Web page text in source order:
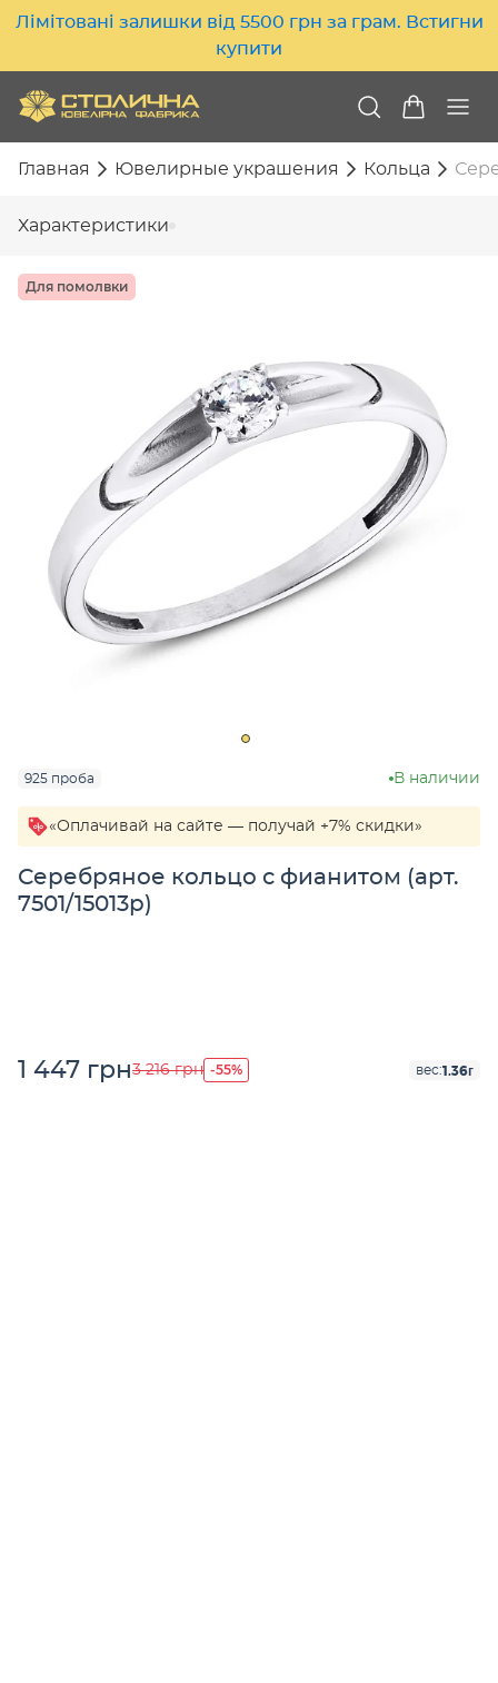
Лімітовані залишки від 5500 грн за грам. Встигни
купити
Главная Ювелирные украшения Кольца
Характеристики
Для помолвки
925 проба В наличии
«Оплачивай на сайте — получай +7% скидки»
Серебряное кольцо с фианитом (арт.
7501/15013р)
1 447 грн3 216 грн -55% вес:1.36г